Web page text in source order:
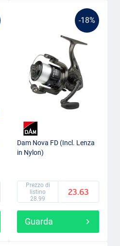
-18%
Dam Nova FD (Incl. Lenza
in Nylon)
Prezzo di
listino
28.99
23.63
Guarda